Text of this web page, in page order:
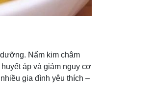
Nấm kim châm
áp và giảm nguy cơ
gia đình yêu thích –